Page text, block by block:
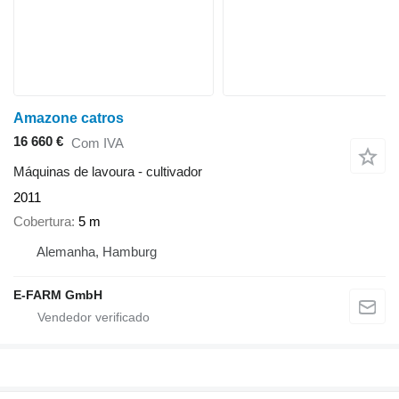
Amazone catros
16 660 € Com IVA
Máquinas de lavoura - cultivador
2011
Cobertura 5 m
Alemanha, Hamburg
E-FARM GmbH